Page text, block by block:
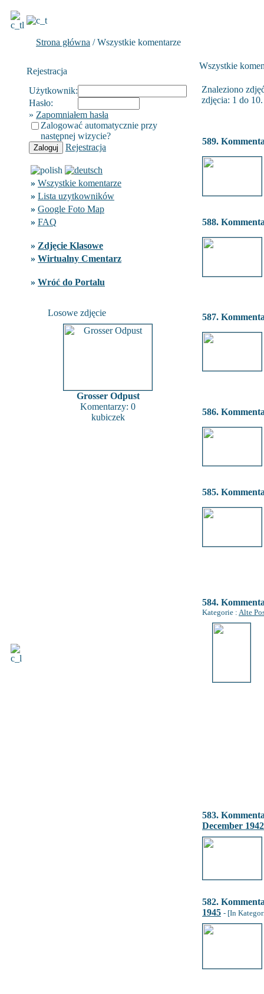
Strona główna / Wszystkie komentarze
Rejestracja
Użytkownik:
Hasło:
» Zapomniałem hasła
Zalogować automatycznie przy
następnej wizycie?
Rejestracja
» Wszystkie komentarze
» Lista uzytkowników
» Google Foto Map
» FAQ
» Zdjęcie Klasowe
» Wirtualny Cmentarz
» Wróć do Portalu
Losowe zdjęcie
Grosser Odpust
Komentarzy: 0
kubiczek
Wszystkie
Znaleziono
zdjęcia: 1 do 10.
589.
588.
587.
586.
585.
584.
Kategorie : Alte
583.
December
582.
1945 - [In